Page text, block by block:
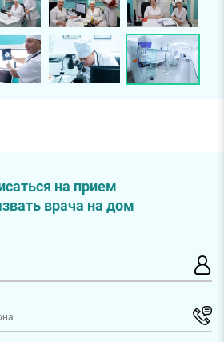
на прием
врача на дом